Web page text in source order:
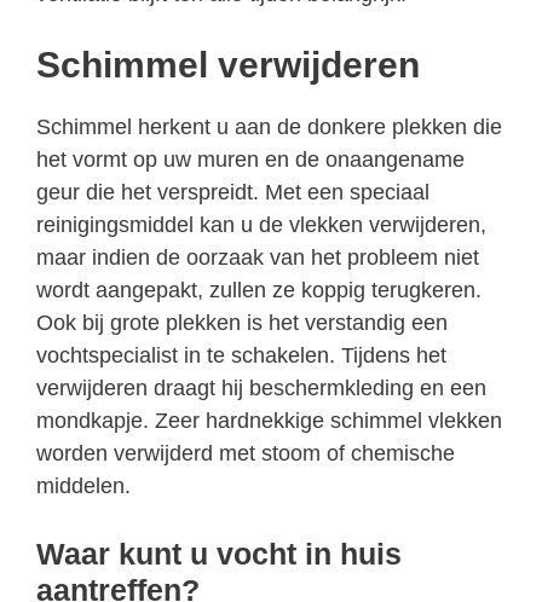
Schimmel verwijderen
Schimmel herkent u aan de donkere plekken die
het vormt op uw muren en de onaangename
geur die het verspreidt. Met een speciaal
reinigingsmiddel kan u de vlekken verwijderen,
maar indien de oorzaak van het probleem niet
wordt aangepakt, zullen ze koppig terugkeren.
Ook bij grote plekken is het verstandig een
vochtspecialist in te schakelen. Tijdens het
verwijderen draagt hij beschermkleding en een
mondkapje. Zeer hardnekkige schimmel vlekken
worden verwijderd met stoom of chemische
middelen.
Waar kunt u vocht in huis
aantreffen?